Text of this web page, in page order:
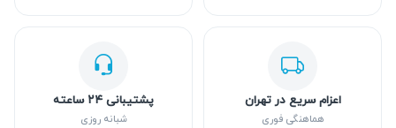
اعزام سریع در تهران
هماهنگی فوری
پشتیبانی ۲۴ ساعته
شبانه روزی